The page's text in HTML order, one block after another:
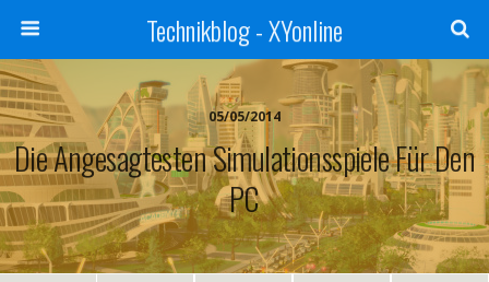
Technikblog - XYonline
05/05/2014
Die Angesagtesten Simulationsspiele Für Den
PC